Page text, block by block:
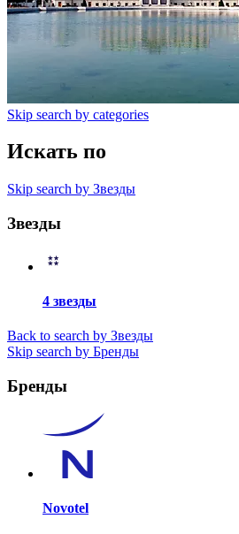
Skip search by categories
Искать по
Skip search by Звезды
Звезды
4 звезды
Back to search by Звезды
Skip search by Бренды
Бренды
Novotel